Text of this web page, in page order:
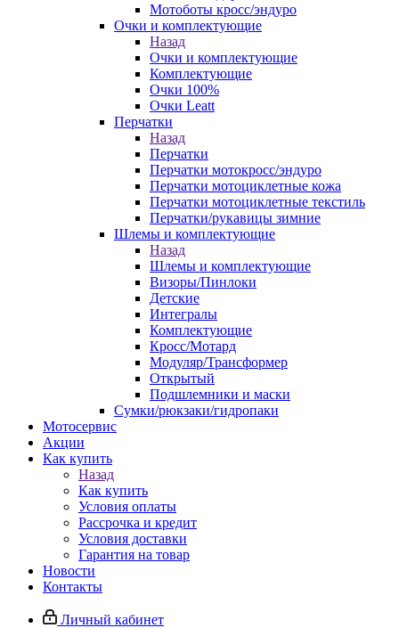
Мотоботы кросс/эндуро
Очки и комплектующие
Назад
Очки и комплектующие
Комплектующие
Очки 100%
Очки Leatt
Перчатки
Назад
Перчатки
Перчатки мотокросс/эндуро
Перчатки мотоциклетные кожа
Перчатки мотоциклетные текстиль
Перчатки/рукавицы зимние
Шлемы и комплектующие
Назад
Шлемы и комплектующие
Визоры/Пинлоки
Детские
Интегралы
Комплектующие
Кросс/Мотард
Модуляр/Трансформер
Открытый
Подшлемники и маски
Сумки/рюкзаки/гидропаки
Мотосервис
Акции
Как купить
Назад
Как купить
Условия оплаты
Рассрочка и кредит
Условия доставки
Гарантия на товар
Новости
Контакты
Личный кабинет